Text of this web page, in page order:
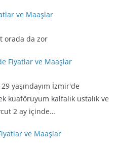
ve Maaşlar
orada da zor
Fiyatlar ve Maaşlar
yaşındayım İzmir'de
kuaföruyum kalfalık ustalık ve
2 ay içinde…
ve Maaşlar